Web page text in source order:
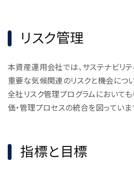
リスク管理
本資産運用会社では、サステナビリ
重要な気候関連のリスクと機会につ
全社リスク管理プログラムにおいても
価・管理プロセスの統合を図っていま
指標と目標